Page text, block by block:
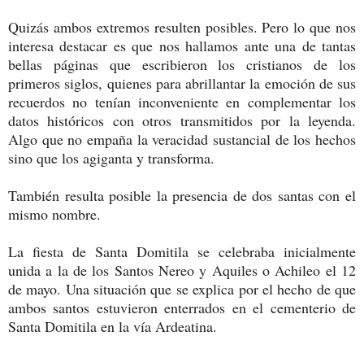
Quizás ambos extremos resulten posibles. Pero lo que nos
interesa destacar es que nos hallamos ante una de tantas
bellas páginas que escribieron los cristianos de los
primeros siglos, quienes para abrillantar la emoción de sus
recuerdos no tenían inconveniente en complementar los
datos históricos con otros transmitidos por la leyenda.
Algo que no empaña la veracidad sustancial de los hechos
sino que los agiganta y transforma.
También resulta posible la presencia de dos santas con el
mismo nombre.
La fiesta de Santa Domitila se celebraba inicialmente
unida a la de los Santos Nereo y Aquiles o Achileo el 12
de mayo. Una situación que se explica por el hecho de que
ambos santos estuvieron enterrados en el cementerio de
Santa Domitila en la vía Ardeatina.